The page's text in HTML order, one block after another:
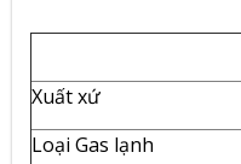
Xuất xứ
Loại Gas lạnh